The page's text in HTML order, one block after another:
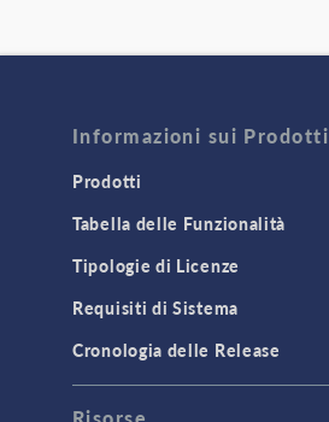
Informazioni sui Prodotti
Prodotti
Tabella delle Funzionalità
Tipologie di Licenze
Requisiti di Sistema
Cronologia delle Release